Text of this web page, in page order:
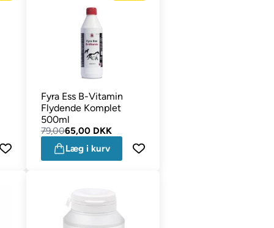
Fyra Ess B-Vitamin
Flydende Komplet
500ml
79,0065,00 DKK
Læg i kurv